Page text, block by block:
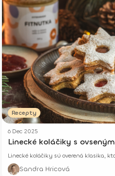
Recepty
6 Dec 2025
Linecké koláčiky s
Linecké koláčiky sú overená klasika,
Sandra Hricová